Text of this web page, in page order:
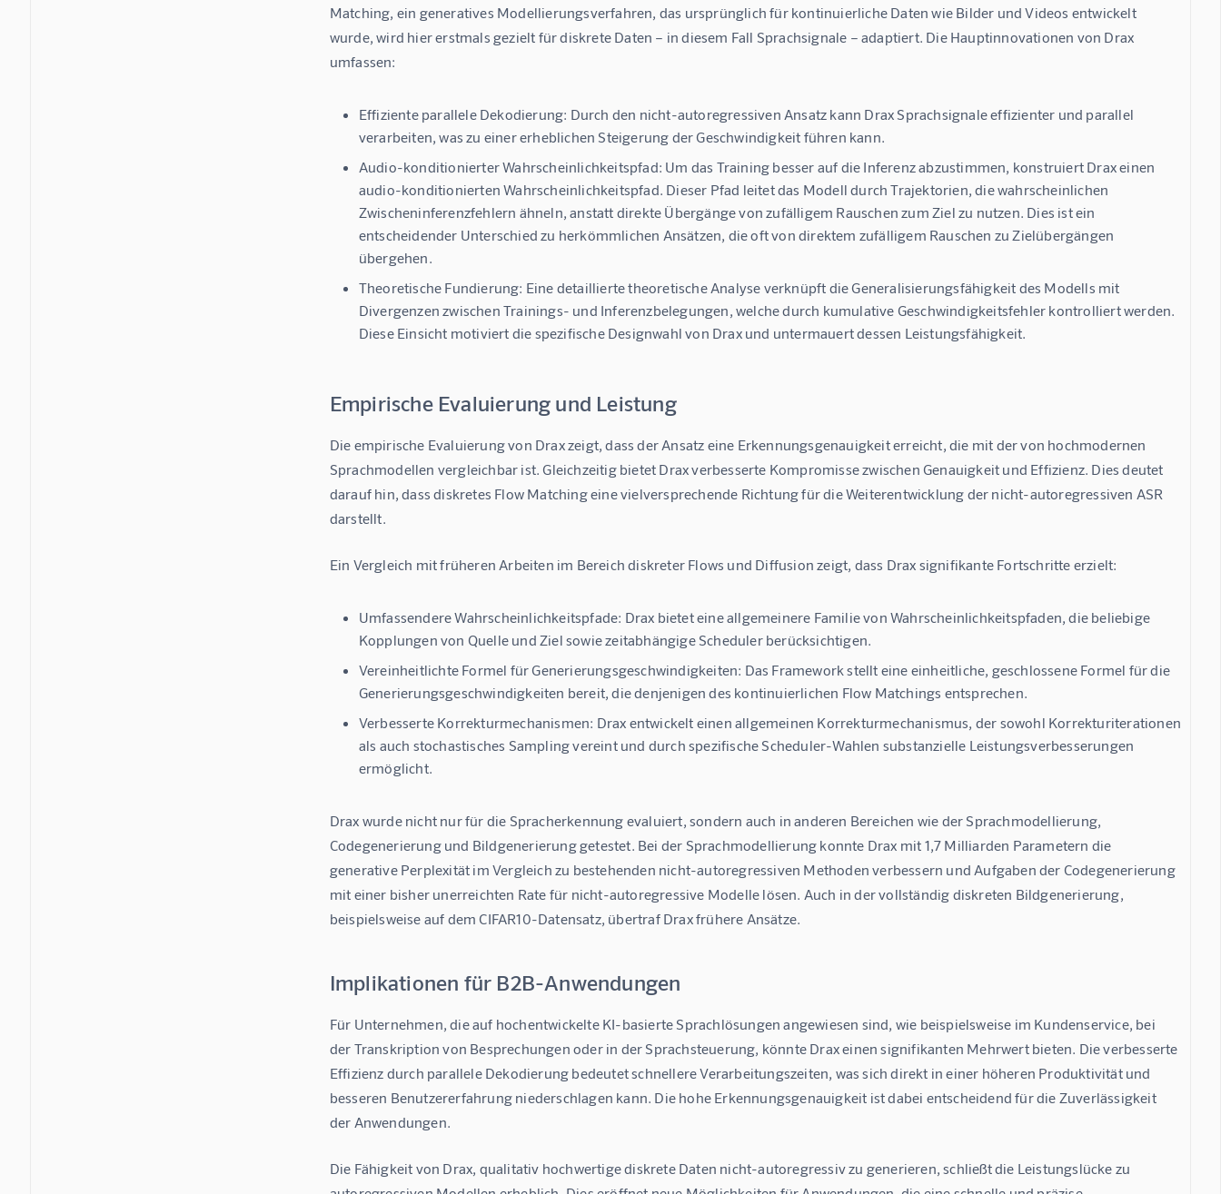
Matching, ein generatives Modellierungsverfahren, das ursprünglich für kontinuierliche Daten wie Bilder und Videos entwickelt
wurde, wird hier erstmals gezielt für diskrete Daten – in diesem Fall Sprachsignale – adaptiert. Die Hauptinnovationen von Drax
umfassen:
Effiziente parallele Dekodierung: Durch den nicht-autoregressiven Ansatz kann Drax Sprachsignale effizienter und parallel
verarbeiten, was zu einer erheblichen Steigerung der Geschwindigkeit führen kann.
Audio-konditionierter Wahrscheinlichkeitspfad: Um das Training besser auf die Inferenz abzustimmen, konstruiert Drax einen
audio-konditionierten Wahrscheinlichkeitspfad. Dieser Pfad leitet das Modell durch Trajektorien, die wahrscheinlichen
Zwischeninferenzfehlern ähneln, anstatt direkte Übergänge von zufälligem Rauschen zum Ziel zu nutzen. Dies ist ein
entscheidender Unterschied zu herkömmlichen Ansätzen, die oft von direktem zufälligem Rauschen zu Zielübergängen
übergehen.
Theoretische Fundierung: Eine detaillierte theoretische Analyse verknüpft die Generalisierungsfähigkeit des Modells mit
Divergenzen zwischen Trainings- und Inferenzbelegungen, welche durch kumulative Geschwindigkeitsfehler kontrolliert werden.
Diese Einsicht motiviert die spezifische Designwahl von Drax und untermauert dessen Leistungsfähigkeit.
Empirische Evaluierung und Leistung
Die empirische Evaluierung von Drax zeigt, dass der Ansatz eine Erkennungsgenauigkeit erreicht, die mit der von hochmodernen
Sprachmodellen vergleichbar ist. Gleichzeitig bietet Drax verbesserte Kompromisse zwischen Genauigkeit und Effizienz. Dies deutet
darauf hin, dass diskretes Flow Matching eine vielversprechende Richtung für die Weiterentwicklung der nicht-autoregressiven ASR
darstellt.
Ein Vergleich mit früheren Arbeiten im Bereich diskreter Flows und Diffusion zeigt, dass Drax signifikante Fortschritte erzielt:
Umfassendere Wahrscheinlichkeitspfade: Drax bietet eine allgemeinere Familie von Wahrscheinlichkeitspfaden, die beliebige
Kopplungen von Quelle und Ziel sowie zeitabhängige Scheduler berücksichtigen.
Vereinheitlichte Formel für Generierungsgeschwindigkeiten: Das Framework stellt eine einheitliche, geschlossene Formel für die
Generierungsgeschwindigkeiten bereit, die denjenigen des kontinuierlichen Flow Matchings entsprechen.
Verbesserte Korrekturmechanismen: Drax entwickelt einen allgemeinen Korrekturmechanismus, der sowohl Korrekturiterationen
als auch stochastisches Sampling vereint und durch spezifische Scheduler-Wahlen substanzielle Leistungsverbesserungen
ermöglicht.
Drax wurde nicht nur für die Spracherkennung evaluiert, sondern auch in anderen Bereichen wie der Sprachmodellierung,
Codegenerierung und Bildgenerierung getestet. Bei der Sprachmodellierung konnte Drax mit 1,7 Milliarden Parametern die
generative Perplexität im Vergleich zu bestehenden nicht-autoregressiven Methoden verbessern und Aufgaben der Codegenerierung
mit einer bisher unerreichten Rate für nicht-autoregressive Modelle lösen. Auch in der vollständig diskreten Bildgenerierung,
beispielsweise auf dem CIFAR10-Datensatz, übertraf Drax frühere Ansätze.
Implikationen für B2B-Anwendungen
Für Unternehmen, die auf hochentwickelte KI-basierte Sprachlösungen angewiesen sind, wie beispielsweise im Kundenservice, bei
der Transkription von Besprechungen oder in der Sprachsteuerung, könnte Drax einen signifikanten Mehrwert bieten. Die verbesserte
Effizienz durch parallele Dekodierung bedeutet schnellere Verarbeitungszeiten, was sich direkt in einer höheren Produktivität und
besseren Benutzererfahrung niederschlagen kann. Die hohe Erkennungsgenauigkeit ist dabei entscheidend für die Zuverlässigkeit
der Anwendungen.
Die Fähigkeit von Drax, qualitativ hochwertige diskrete Daten nicht-autoregressiv zu generieren, schließt die Leistungslücke zu